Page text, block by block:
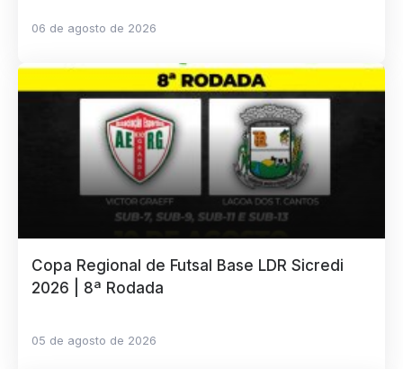
06 de agosto de 2026
Copa Regional de Futsal Base LDR Sicredi
2026 | 8ª Rodada
05 de agosto de 2026